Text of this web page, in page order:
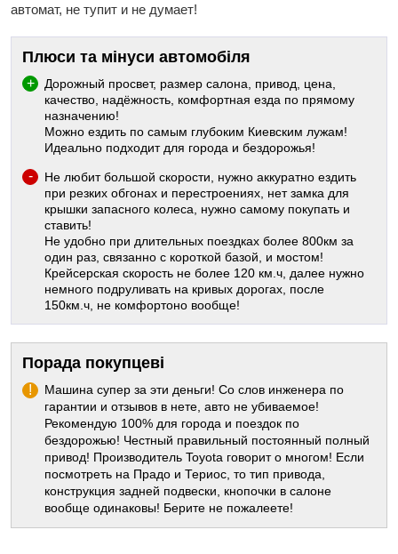
автомат, не тупит и не думает!
Плюси та мінуси автомобіля
Дорожный просвет, размер салона, привод, цена,
качество, надёжность, комфортная езда по прямому
назначению!
Можно ездить по самым глубоким Киевским лужам!
Идеально подходит для города и бездорожья!
Не любит большой скорости, нужно аккуратно ездить
при резких обгонах и перестроениях, нет замка для
крышки запасного колеса, нужно самому покупать и
ставить!
Не удобно при длительных поездках более 800км за
один раз, связанно с короткой базой, и мостом!
Крейсерская скорость не более 120 км.ч, далее нужно
немного подруливать на кривых дорогах, после
150км.ч, не комфортоно вообще!
Порада покупцеві
Машина супер за эти деньги! Со слов инженера по
гарантии и отзывов в нете, авто не убиваемое!
Рекомендую 100% для города и поездок по
бездорожью! Честный правильный постоянный полный
привод! Производитель Toyota говорит о многом! Если
посмотреть на Прадо и Териос, то тип привода,
конструкция задней подвески, кнопочки в салоне
вообще одинаковы! Берите не пожалеете!